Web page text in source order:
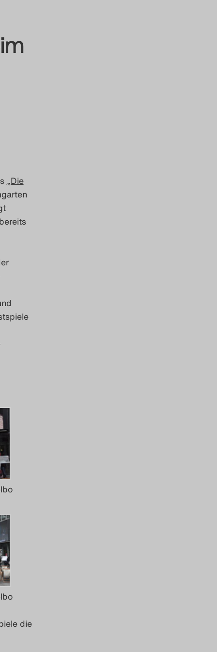
„Die
die